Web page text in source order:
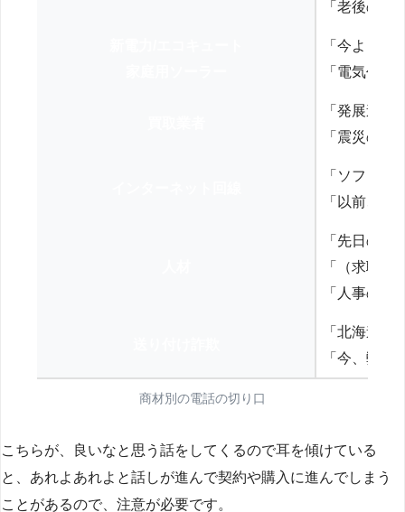
「老後の
「今より
「電気代を
「発展途
「震災の
「ソフト
「以前、
「先日の
「（求職
「人事の方
「北海道
「今、弊
商材別の電話の切り口
こちらが、良いなと思う話をしてくるので耳を傾けている
と、あれよあれよと話しが進んで契約や購入に進んでしまう
ことがあるので、注意が必要です。